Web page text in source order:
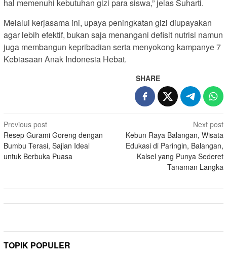
hal memenuhi kebutuhan gizi para siswa,” jelas Suharti.
Melalui kerjasama ini, upaya peningkatan gizi diupayakan
agar lebih efektif, bukan saja menangani defisit nutrisi namun
juga membangun kepribadian serta menyokong kampanye 7
Kebiasaan Anak Indonesia Hebat.
SHARE
Post
navigation
Previous post
Resep Gurami Goreng dengan
Bumbu Terasi, Sajian Ideal
untuk Berbuka Puasa
Next post
Kebun Raya Balangan, Wisata
Edukasi di Paringin, Balangan,
Kalsel yang Punya Sederet
Tanaman Langka
TOPIK POPULER